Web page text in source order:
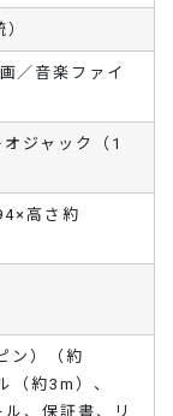
／音楽ファイ
ジャック（1
高さ約
ン）（約
（約3m）、